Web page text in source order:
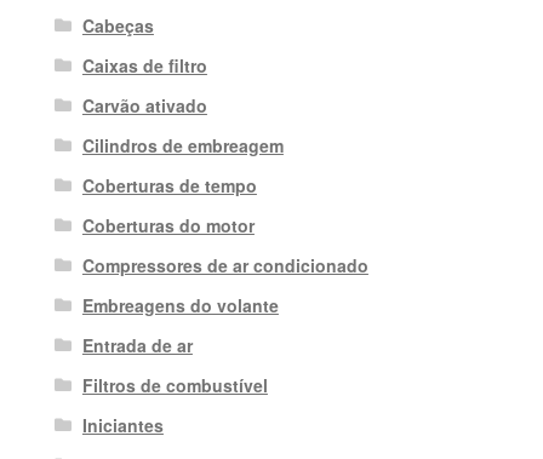
Cabeças
Caixas de filtro
Carvão ativado
Cilindros de embreagem
Coberturas de tempo
Coberturas do motor
Compressores de ar condicionado
Embreagens do volante
Entrada de ar
Filtros de combustível
Iniciantes